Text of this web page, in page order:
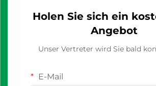
Holen Sie sich ein
Angebot
Unser Vertreter wird Sie bald
E-Mail